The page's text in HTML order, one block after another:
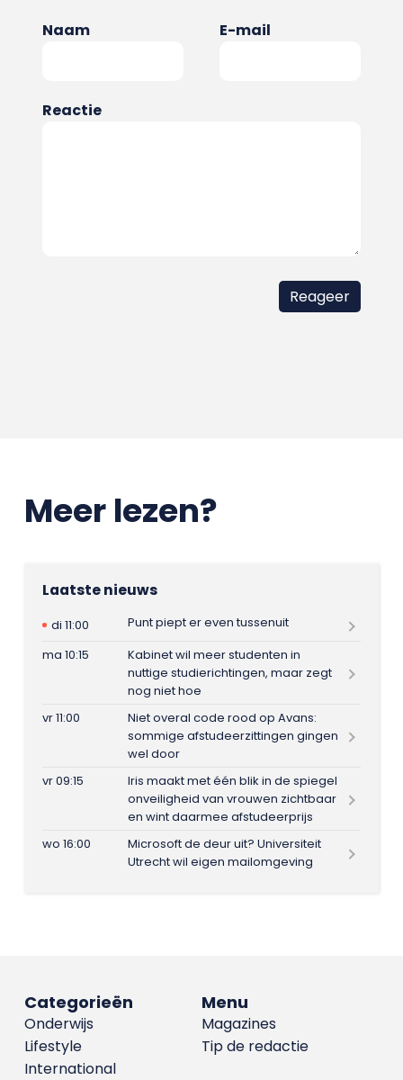
Naam E-mail
Reactie
Meer lezen?
Laatste nieuws
di 11:00
Punt piept er even tussenuit
ma 10:15
Kabinet wil meer studenten in
nuttige studierichtingen, maar zegt
nog niet hoe
vr 11:00
Niet overal code rood op Avans:
sommige afstudeerzittingen gingen
wel door
vr 09:15
Iris maakt met één blik in de spiegel
onveiligheid van vrouwen zichtbaar
en wint daarmee afstudeerprijs
wo 16:00
Microsoft de deur uit? Universiteit
Utrecht wil eigen mailomgeving
Menu
Magazines
Tip de redactie
Categorieën
Onderwijs
Lifestyle
International